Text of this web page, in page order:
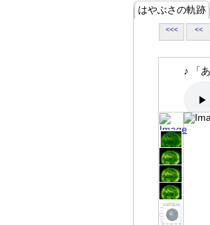
はやぶさの軌跡
<<< <<
♪ 「